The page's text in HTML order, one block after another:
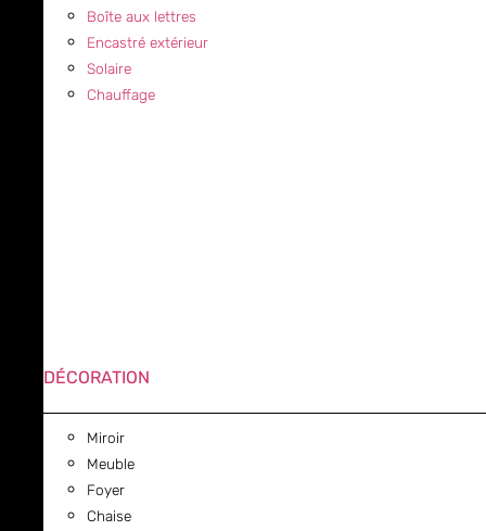
Boîte aux lettres
Encastré extérieur
Solaire
Chauffage
DÉCORATION
Miroir
Meuble
Foyer
Chaise